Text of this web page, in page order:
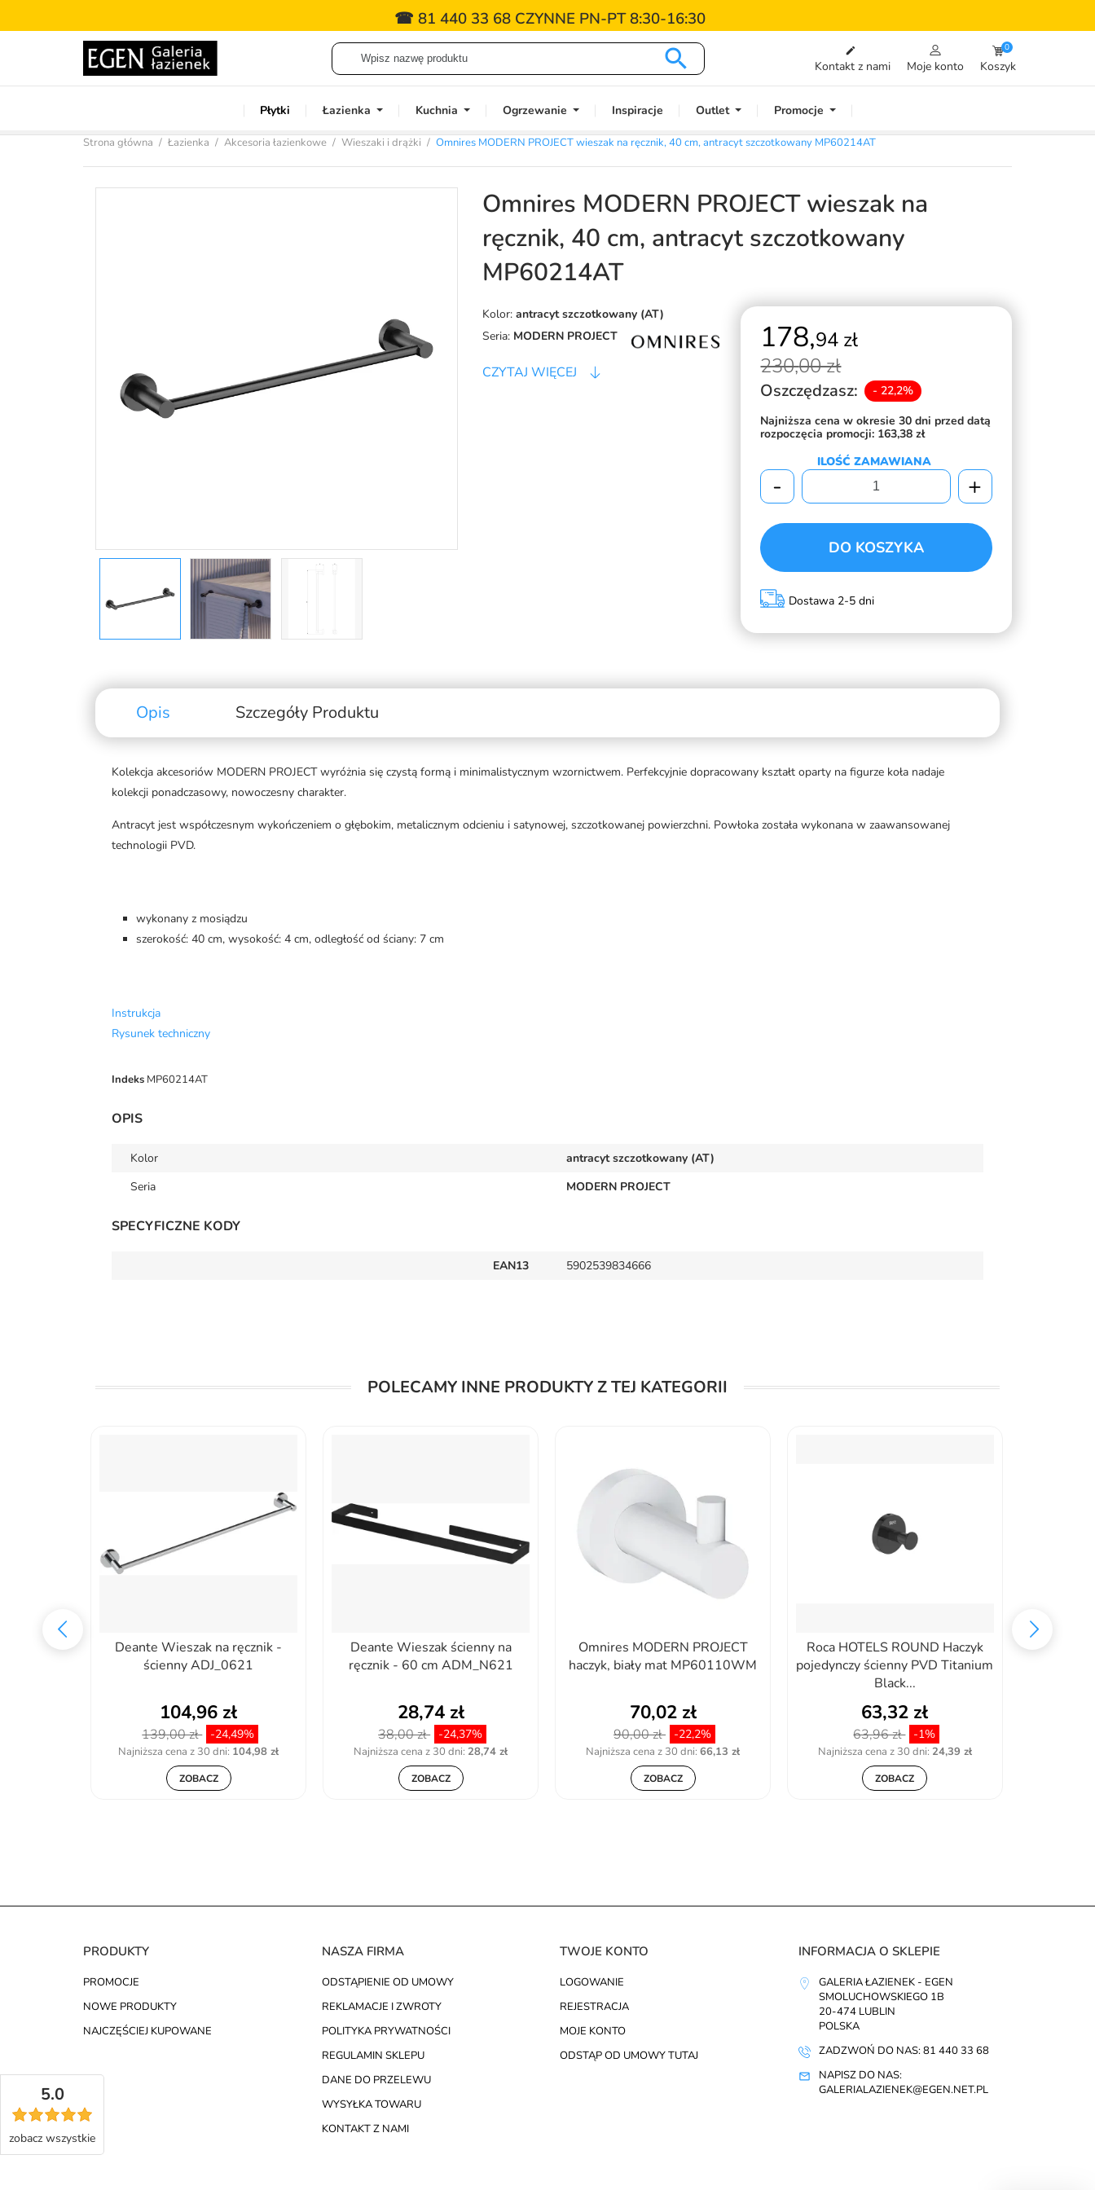
☎ 81 440 33 68 CZYNNE PN-PT 8:30-16:30
 
Kontakt z nami Moje konto Koszyk
0
Płytki Łazienka Kuchnia Ogrzewanie Inspiracje Outlet Promocje
Strona główna Łazienka Akcesoria łazienkowe Wieszaki i drążki Omnires MODERN PROJECT wieszak na ręcznik, 40 cm, antracyt szczotkowany MP60214AT
Omnires MODERN PROJECT wieszak na
ręcznik, 40 cm, antracyt szczotkowany
MP60214AT
Kolor: antracyt szczotkowany (AT)
Seria: MODERN PROJECT
CZYTAJ WIĘCEJ
178,94 zł
230,00 zł
Oszczędzasz:
- 22,2%
Najniższa cena w okresie 30 dni przed datą
rozpoczęcia promocji: 163,38 zł
ILOŚĆ ZAMAWIANA
- +
DO KOSZYKA
Dostawa 2-5 dni
Opis Szczegóły Produktu
Kolekcja akcesoriów MODERN PROJECT wyróżnia się czystą formą i minimalistycznym wzornictwem. Perfekcyjnie dopracowany kształt oparty na figurze koła nadaje
kolekcji ponadczasowy, nowoczesny charakter.
Antracyt jest współczesnym wykończeniem o głębokim, metalicznym odcieniu i satynowej, szczotkowanej powierzchni. Powłoka została wykonana w zaawansowanej
technologii PVD.
wykonany z mosiądzu
szerokość: 40 cm, wysokość: 4 cm, odległość od ściany: 7 cm
Instrukcja
Rysunek techniczny
Indeks MP60214AT
OPIS
Kolor
antracyt szczotkowany (AT)
Seria
MODERN PROJECT
SPECYFICZNE KODY
EAN13 5902539834666
POLECAMY INNE PRODUKTY Z TEJ KATEGORII
Deante Wieszak na ręcznik -
ścienny ADJ_0621
104,96 zł
139,00 zł -24,49%
Najniższa cena z 30 dni: 104,98 zł
ZOBACZ
Deante Wieszak ścienny na
ręcznik - 60 cm ADM_N621
28,74 zł
38,00 zł -24,37%
Najniższa cena z 30 dni: 28,74 zł
ZOBACZ
Omnires MODERN PROJECT
haczyk, biały mat MP60110WM
70,02 zł
90,00 zł -22,2%
Najniższa cena z 30 dni:66,13 zł
ZOBACZ
Roca HOTELS ROUND Haczyk
pojedynczy ścienny PVD Titanium
Black...
63,32 zł
63,96 zł -1%
Najniższa cena z 30 dni: 24,39 zł
ZOBACZ
PRODUKTY
PROMOCJE
NOWE PRODUKTY
NAJCZĘŚCIEJ KUPOWANE
NASZA FIRMA
ODSTĄPIENIE OD UMOWY
REKLAMACJE I ZWROTY
POLITYKA PRYWATNOŚCI
REGULAMIN SKLEPU
DANE DO PRZELEWU
WYSYŁKA TOWARU
KONTAKT Z NAMI
TWOJE KONTO
LOGOWANIE
REJESTRACJA
MOJE KONTO
ODSTĄP OD UMOWY TUTAJ
INFORMACJA O SKLEPIE
GALERIA ŁAZIENEK - EGEN
SMOLUCHOWSKIEGO 1B
20-474 LUBLIN
POLSKA
ZADZWOŃ DO NAS: 81 440 33 68
NAPISZ DO NAS:
GALERIALAZIENEK@EGEN.NET.PL
5.0
zobacz wszystkie